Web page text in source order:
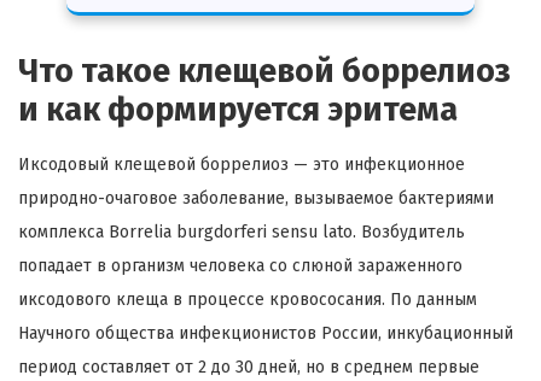
Что такое клещевой боррелиоз
и как формируется эритема
Иксодовый клещевой боррелиоз — это инфекционное
природно-очаговое заболевание, вызываемое бактериями
комплекса Borrelia burgdorferi sensu lato. Возбудитель
попадает в организм человека со слюной зараженного
иксодового клеща в процессе кровососания. По данным
Научного общества инфекционистов России, инкубационный
период составляет от 2 до 30 дней, но в среднем первые